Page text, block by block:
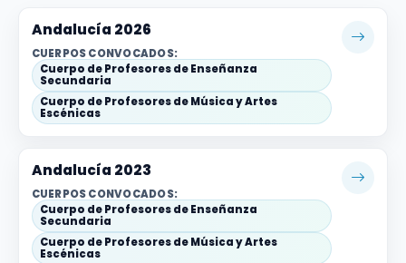
Andalucía 2026
CUERPOS CONVOCADOS:
Cuerpo de Profesores de Enseñanza
Secundaria
Cuerpo de Profesores de Música y Artes
Escénicas
Andalucía 2023
CUERPOS CONVOCADOS:
Cuerpo de Profesores de Enseñanza
Secundaria
Cuerpo de Profesores de Música y Artes
Escénicas